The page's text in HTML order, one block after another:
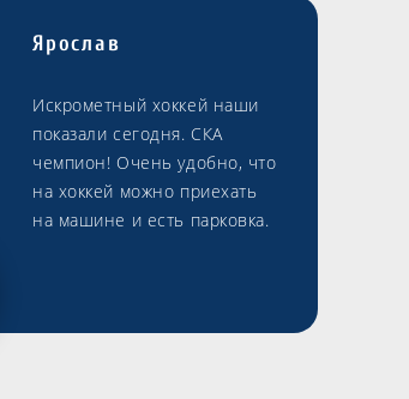
Ярослав
Искрометный хоккей наши
показали сегодня. СКА
чемпион! Очень удобно, что
на хоккей можно приехать
на машине и есть парковка.